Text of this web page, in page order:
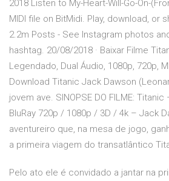
2018 Listen to My-Heart-Will-Go-On-
MIDI file on BitMidi. Play, download, or
2.2m Posts - See Instagram photos
hashtag. 20/08/2018 · Baixar Filme
Legendado, Dual Áudio, 1080p, 720p,
Download Titanic Jack Dawson
jovem ave. SINOPSE DO FILME:
BluRay 720p / 1080p / 3D / 4k – Jack
aventureiro que, na mesa de jogo,
a primeira viagem do transatlântico
Pelo ato ele é convidado a jantar na